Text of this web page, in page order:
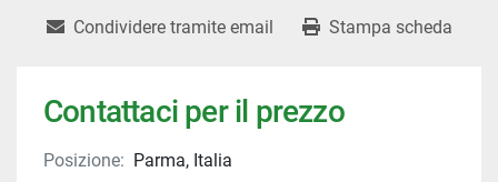
Condividere tramite email Stampa scheda
Contattaci per il prezzo
Posizione: Parma, Italia